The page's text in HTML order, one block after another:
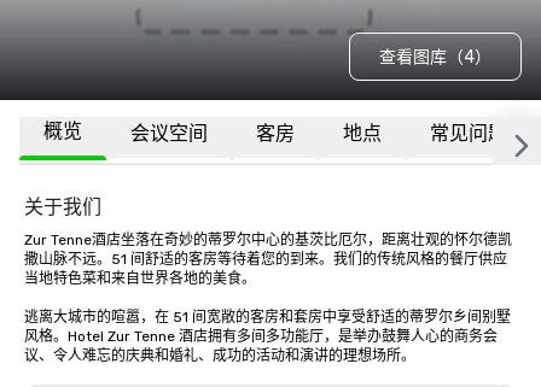
查看图库（4）
概览 会议空间 客房 地点 常见问题
关于我们
Zur Tenne酒店坐落在奇妙的蒂罗尔中心的基茨比厄尔，距离壮观的怀尔德凯
撒山脉不远。51 间舒适的客房等待着您的到来。我们的传统风格的餐厅供应
当地特色菜和来自世界各地的美食。
逃离大城市的喧嚣，在 51 间宽敞的客房和套房中享受舒适的蒂罗尔乡间别墅
风格。Hotel Zur Tenne 酒店拥有多间多功能厅，是举办鼓舞人心的商务会
议、令人难忘的庆典和婚礼、成功的活动和演讲的理想场所。